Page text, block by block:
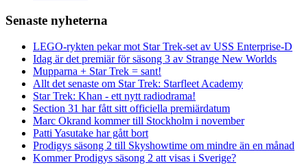
Senaste nyheterna
LEGO-rykten pekar mot Star Trek-set av USS Enterprise-D
Idag är det premiär för säsong 3 av Strange New Worlds
Mupparna + Star Trek = sant!
Allt det senaste om Star Trek: Starfleet Academy
Star Trek: Khan - ett nytt radiodrama!
Section 31 har fått sitt officiella premiärdatum
Marc Okrand kommer till Stockholm i november
Patti Yasutake har gått bort
Prodigys säsong 2 till Skyshowtime om mindre än en månad
Kommer Prodigys säsong 2 att visas i Sverige?